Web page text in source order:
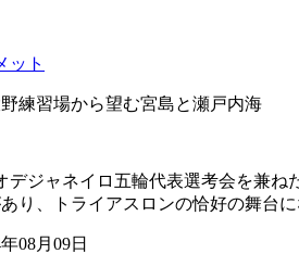
練習場から望む宮島と瀬戸内海
デジャネイロ五輪代表選考会を兼
り、トライアスロンの恰好の舞台に
08月09日